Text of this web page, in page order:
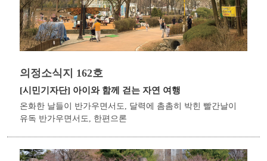
의정소식지 162호
[시민기자단] 아이와 함께 걷는 자연 여행
온화한 날들이 반가우면서도, 달력에 촘촘히 박힌 빨간날이
유독 반가우면서도, 한편으론